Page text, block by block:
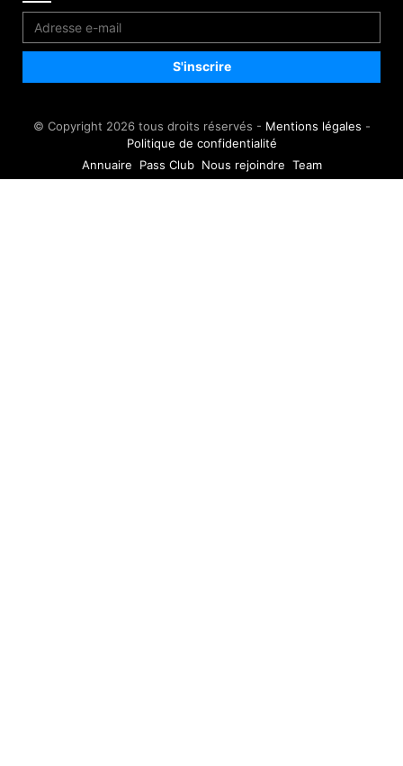
© Copyright 2026 tous droits réservés - Mentions légales -
Politique de confidentialité
Annuaire
Pass Club Nous rejoindre Team